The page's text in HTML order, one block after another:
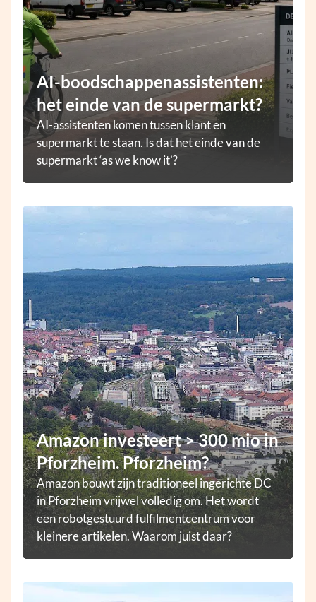
AI-boodschappenassistenten:
het einde van de supermarkt?
AI-assistenten komen tussen klant en
supermarkt te staan. Is dat het einde van de
supermarkt ‘as we know it’?
Amazon investeert > 300 mio in
Pforzheim. Pforzheim?
Amazon bouwt zijn traditioneel ingerichte DC
in Pforzheim vrijwel volledig om. Het wordt
een robotgestuurd fulfilmentcentrum voor
kleinere artikelen. Waarom juist daar?